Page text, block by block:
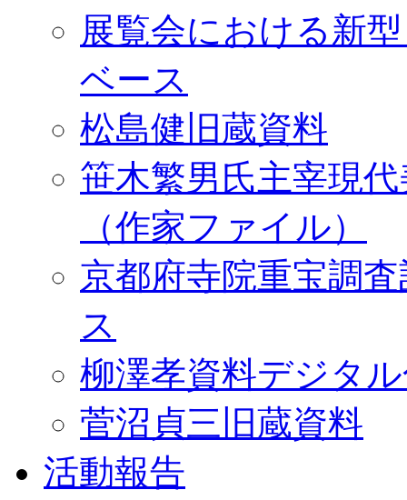
展覧会における新
ベース
松島健旧蔵資料
笹木繁男氏主宰現
（作家ファイル）
京都府寺院重宝調
ス
柳澤孝資料デジタ
菅沼貞三旧蔵資料
活動報告